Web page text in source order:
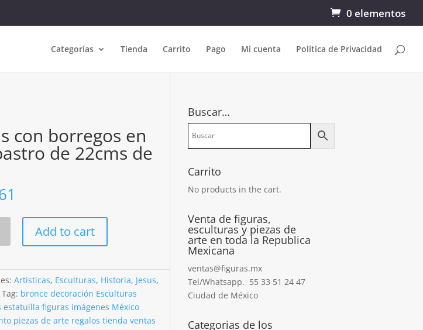
0 elementos
Categorías Tienda Carrito Pago Mi cuenta Política de Privacidad
con borregos en
de 22cms de
Add to cart
Artisticas, Esculturas, Historia, Jesus,
Tag: bronce decoración Esculturas
estatuilla figuras imágenes México
piezas de arte regalos tienda ventas
Buscar…
Carrito
No products in the cart.
Venta de figuras,
esculturas y piezas de
arte en toda la Republica
Mexicana
ventas@figuras.mx
Tel/Whatsapp. 55 33 51 24 47
Ciudad de México
Categorias de los